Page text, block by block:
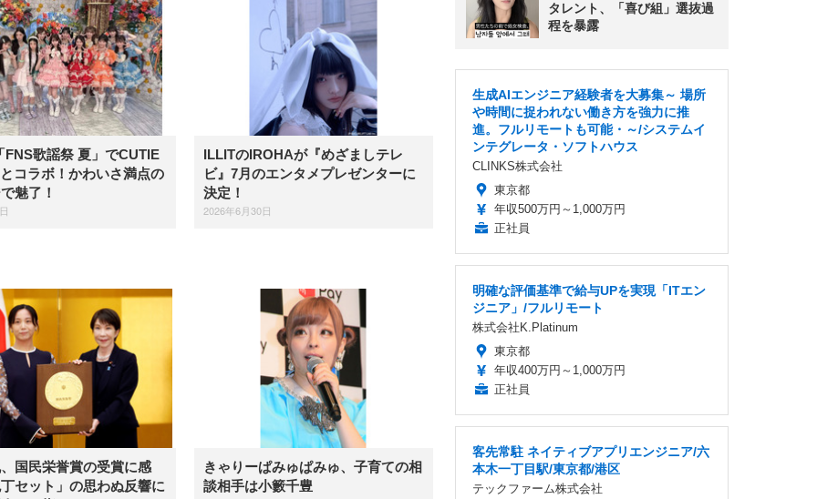
FNS歌謡祭 夏」でCUTIE
コラボ！かわいさ満点の
魅了！
ILLITのIROHAが『めざましテレ
ビ』7月のエンタメプレゼンターに
決定！
2026年6月30日
国民栄誉賞の受賞に感
セット」の思わぬ反響に
きゃりーぱみゅぱみゅ、子育ての相
談相手は小籔千豊
タレント、「喜び組」選抜過
程を暴露
生成AIエンジニア経験者を大募集～ 場所
や時間に捉われない働き方を強力に推
進。フルリモートも可能・～/システムイ
ンテグレータ・ソフトハウス
CLINKS株式会社
東京都
年収500万円～1,000万円
正社員
明確な評価基準で給与UPを実現「ITエン
ジニア」/フルリモート
株式会社K.Platinum
東京都
年収400万円～1,000万円
正社員
客先常駐 ネイティブアプリエンジニア/六
本木一丁目駅/東京都/港区
テックファーム株式会社